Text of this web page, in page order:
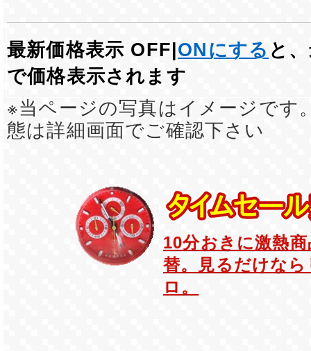
最新価格表示 OFF| ONにする と
で価格表示されます
※当ページの写真はイメージです
態は詳細画面でご確認下さい
10分おきに激熱
替。見るだけな
ロ。